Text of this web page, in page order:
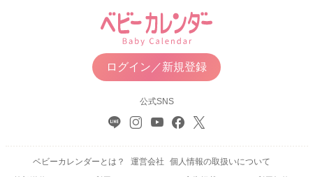
ログイン／新規登録
公式SNS
ベビーカレンダーとは？ 運営会社
個人情報の取扱いについて